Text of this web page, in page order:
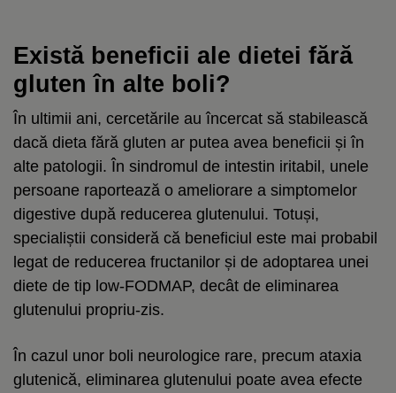
Există beneficii ale dietei fără
gluten în alte boli?
În ultimii ani, cercetările au încercat să stabilească
dacă dieta fără gluten ar putea avea beneficii și în
alte patologii. În sindromul de intestin iritabil, unele
persoane raportează o ameliorare a simptomelor
digestive după reducerea glutenului. Totuși,
specialiștii consideră că beneficiul este mai probabil
legat de reducerea fructanilor și de adoptarea unei
diete de tip low-FODMAP, decât de eliminarea
glutenului propriu-zis.
În cazul unor boli neurologice rare, precum ataxia
glutenică, eliminarea glutenului poate avea efecte